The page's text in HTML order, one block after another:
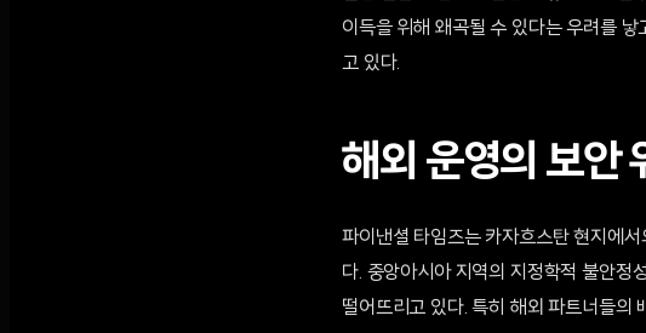
이득을 위해 왜곡될 수 있다는 우려를
고 있다.
해외 운영의 보안
파이낸셜 타임즈는 카자흐스탄 현지에
다. 중앙아시아 지역의 지정학적 불안정
떨어뜨리고 있다. 특히 해외 파트너들의